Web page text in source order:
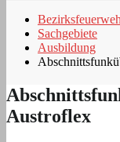
Sachgebiete
Ausbildung
Austroflex